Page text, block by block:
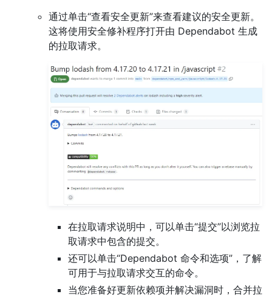
通过单击“查看安全更新”来查看建议的安全更新。
这将使用安全修补程序打开由 Dependabot 生成
的拉取请求。
在拉取请求说明中，可以单击“提交”以浏览拉
取请求中包含的提交。
还可以单击“Dependabot 命令和选项”，了解
可用于与拉取请求交互的命令。
当您准备好更新依赖项并解决漏洞时，合并拉